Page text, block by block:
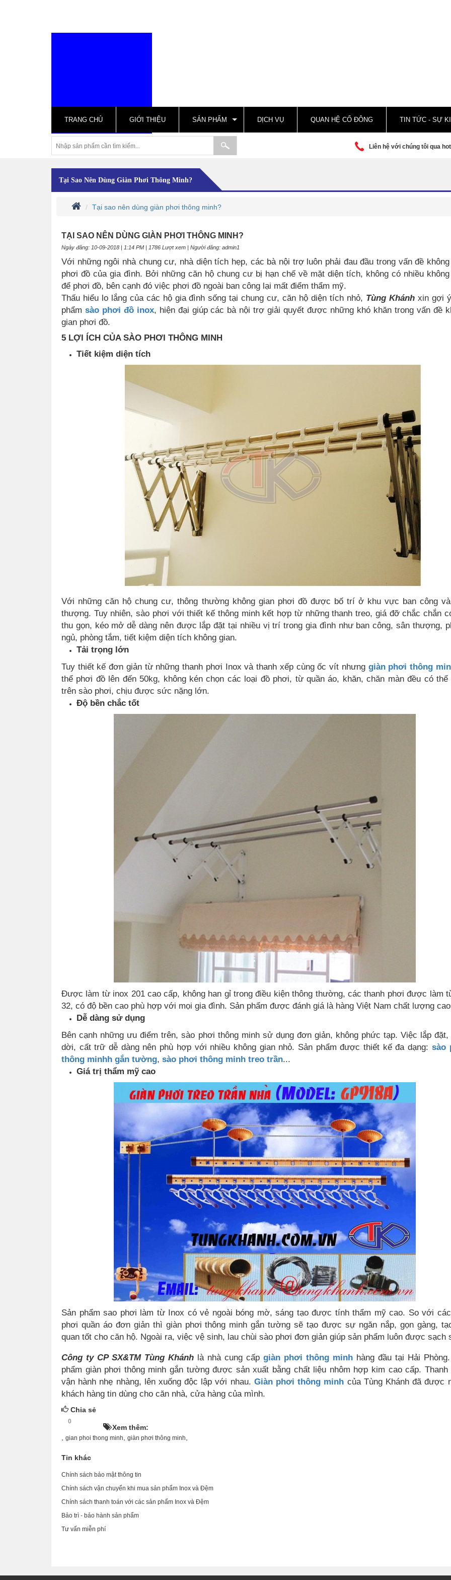
Liên hệ với chúng tôi qua
TRANG CHỦ GIỚI THIỆU SẢN PHẨM DỊCH VỤ QUAN HỆ CỔ ĐÔNG TIN TỨC - SỰ
Tại Sao Nên Dùng Giàn Phơi Thông Minh?
Tại sao nên dùng giàn phơi thông minh?
TẠI SAO NÊN DÙNG GIÀN PHƠI THÔNG MINH?
Ngày đăng: 10-09-2018 | 1:14 PM | 1786 Lượt xem | Người đăng: admin1
Với những ngôi nhà chung cư, nhà diện tích hẹp, các bà nội trợ luôn phải đau đầu trong vấn đề
phơi đồ của gia đình. Bởi những căn hộ chung cư bị hạn chế về mặt diện tích, không có nhiều không
để phơi đồ, bên cạnh đó việc phơi đồ ngoài ban công lại mất điểm thẩm mỹ.
Thấu hiểu lo lắng của các hộ gia đình sống tại chung cư, căn hộ diện tích nhỏ, Tùng Khánhxin gợi
phẩm sào phơi đồ inox, hiện đại giúp các bà nội trợ giải quyết được những khó khăn trong vấn đề
gian phơi đồ.
5 LỢI ÍCH CỦA SÀO PHƠI THÔNG MINH
Tiết kiệm diện tích
Với những căn hộ chung cư, thông thường không gian phơi đồ được bố trí ở khu vực ban công
thượng. Tuy nhiên, sào phơi với thiết kế thông minh kết hợp từ những thanh treo, giá đỡ chắc chắn
thu gọn, kéo mở dễ dàng nên được lắp đặt tại nhiều vị trí trong gia đình như ban công, sân thượng,
ngủ, phòng tắm, tiết kiệm diện tích không gian.
Tải trọng lớn
Tuy thiết kế đơn giản từ những thanh phơi Inox và thanh xếp cùng ốc vít nhưng giàn phơi thông
thể phơi đồ lên đến 50kg, không kén chọn các loại đồ phơi, từ quần áo, khăn, chăn màn đều có thể
trên sào phơi, chịu được sức nặng lớn.
Độ bền chắc tốt
Được làm từ inox 201 cao cấp, không han gỉ trong điều kiện thông thường, các thanh phơi được làm
32, có độ bền cao phù hợp với mọi gia đình. Sản phẩm được đánh giá là hàng Việt Nam chất lượng
Dễ dàng sử dụng
Bên cạnh những ưu điểm trên, sào phơi thông minh sử dụng đơn giản, không phức tạp. Việc lắp đặt,
dời, cất trữ dễ dàng nên phù hợp với nhiều không gian nhỏ. Sản phẩm được thiết kế đa dạng: sào
thông minhh gắn tường, sào phơi thông minh treo trần...
Giá trị thẩm mỹ cao
Sản phẩm sao phơi làm từ Inox có vẻ ngoài bóng mờ, sáng tạo được tính thẩm mỹ cao. So với
phơi quần áo đơn giản thì giàn phơi thông minh gắn tường sẽ tạo được sự ngăn nắp, gọn gàng,
quan tốt cho căn hộ. Ngoài ra, việc vệ sinh, lau chùi sào phơi đơn giản giúp sản phẩm luôn được sạch
Công ty CP SX&TM Tùng Khánhlà nhà cung cấp giàn phơi thông minh hàng đầu tại Hải
phẩm giàn phơi thông minh gắn tường được sản xuất bằng chất liệu nhôm hợp kim cao cấp. Thanh
vận hành nhẹ nhàng, lên xuống độc lập với nhau. Giàn phơi thông minh của Tùng Khánh đã được
khách hàng tin dùng cho căn nhà, cửa hàng của mình.
Chia sẻ
0
Xem thêm:
gian phoi thong minh giàn phơi thông minh
Tin khác
Chính sách bảo mật thông tin
Chính sách vận chuyển khi mua sản phẩm Inox và Đệm
Chính sách thanh toán với các sản phẩm Inox và Đệm
Bảo trì - bảo hành sản phẩm
Tư vấn miễn phí